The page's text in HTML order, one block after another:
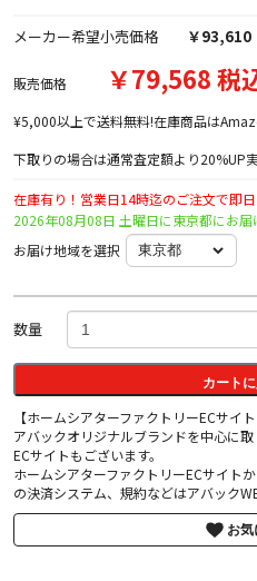
メーカー希望小売価格 ￥93,610
販売価格 ￥79,568 税
¥5,000以上で送料無料!在庫商品は
下取りの場合は通常査定額より20%UP
在庫有り！営業日14時迄のご注文で即日
2026年08月08日 土曜日に東京都にお届
お届け地域を選択
数量
カート
【ホームシアターファクトリーECサイト
アバックオリジナルブランドを中心に
ECサイトもございます。
ホームシアターファクトリーECサイト
の決済システム、規約などはアバック
お気